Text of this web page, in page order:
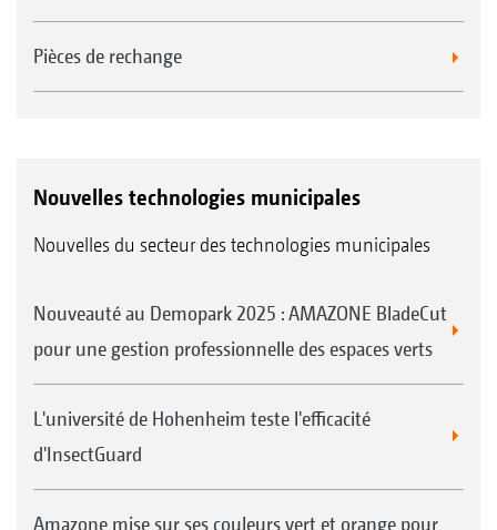
Pièces de rechange
Nouvelles technologies municipales
Nouvelles du secteur des technologies municipales
Nouveauté au Demopark 2025 : AMAZONE BladeCut
pour une gestion professionnelle des espaces verts
L'université de Hohenheim teste l'efficacité
d'InsectGuard
Amazone mise sur ses couleurs vert et orange pour